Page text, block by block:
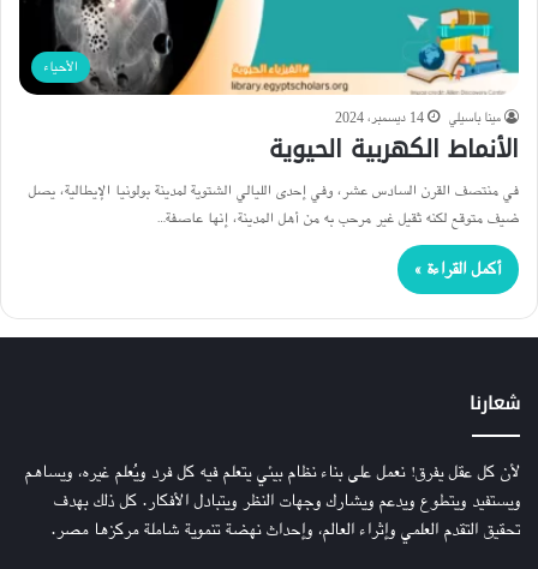
الأحياء
مينا باسيلي 14 ديسمبر، 2024
الأنماط الكهربية الحيوية
في منتصف القرن السادس عشر، وفي إحدى الليالي الشتوية لمدينة بولونيا الإيطالية، يصل
ضيف متوقع لكنه ثقيل غير مرحب به من أهل المدينة، إنها عاصفة…
أكمل القراءة »
شعارنا
لأن كل عقل يفرق! نعمل على بناء نظام بيئي يتعلم فيه كل فرد ويُعلم غيره، ويساهم
ويستفيد ويتطوع ويدعم ويشارك وجهات النظر ويتبادل الأفكار. كل ذلك بهدف
تحقيق التقدم العلمي وإثراء العالم، وإحداث نهضة تنموية شاملة مركزها مصر.